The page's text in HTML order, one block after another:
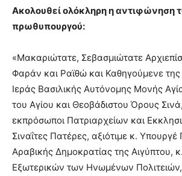
Ακολουθεί ολόκληρη η αντιφώνηση
πρωθυπουργού:
«Μακαριώτατε, Σεβασμιώτατε
Φαράν και Ραϊθώ και Καθηγούμενε
Ιεράς Βασιλικής Αυτόνομης Μονής
του Αγίου και Θεοβάδιστου Όρους
εκπρόσωποι Πατριαρχείων και
Σιναΐτες Πατέρες, αξιότιμε κ. Υπουργέ
Αραβικής Δημοκρατίας της Αιγύπτου,
Εξωτερικών των Ηνωμένων Πολιτειών,